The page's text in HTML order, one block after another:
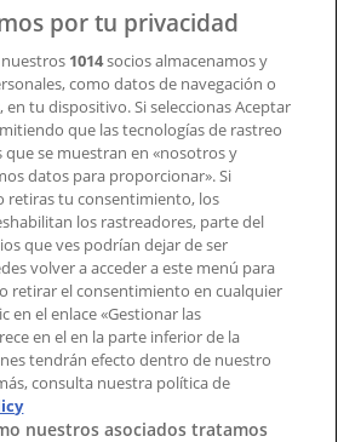
y de marketing
en el mapa
en la web o en la
por tu privacidad
1014socios almacenamos y
como datos de navegación o
tu dispositivo. Si seleccionas Aceptar
que las tecnologías de rastreo
se muestran en «nosotros y
datos para proporcionar». Si
retiras tu consentimiento, los
los rastreadores, parte del
que ves podrían dejar de ser
volver a acceder a este menú para
retirar el consentimiento en cualquier
en el enlace «Gestionar las
en el en la parte inferior de la
tendrán efecto dentro de nuestro
consulta nuestra política de
nuestros asociados tratamos